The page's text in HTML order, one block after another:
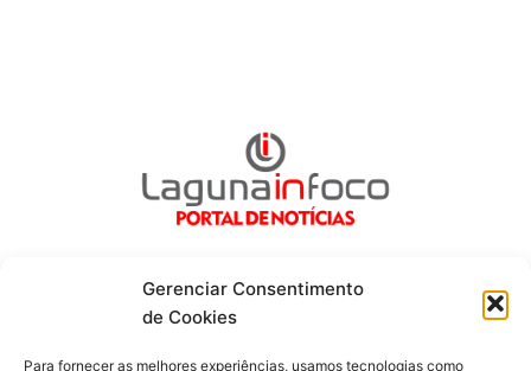
Gerenciar Consentimento
de Cookies
Para fornecer as melhores experiências, usamos tecnologias como